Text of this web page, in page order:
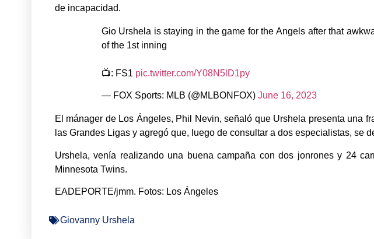
de incapacidad.
Gio Urshela is staying in the game for the Angels after that
of the 1st inning
📺: FS1 pic.twitter.com/Y08N5lD1py
— FOX Sports: MLB (@MLBONFOX) June 16, 2023
El mánager de Los Ángeles, Phil Nevin, señaló que Urshela presenta una
las Grandes Ligas y agregó que, luego de consultar a dos especialistas, se
Urshela, venía realizando una buena campaña con dos jonrones y 24
Minnesota Twins.
EADEPORTE/jmm. Fotos: Los Ángeles
Giovanny Urshela